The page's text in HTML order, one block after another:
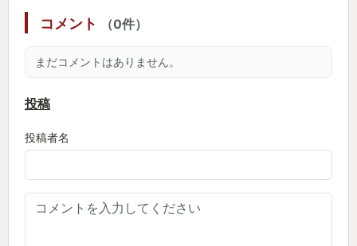
コメント （0件）
まだコメントはありません。
投稿
投稿者名